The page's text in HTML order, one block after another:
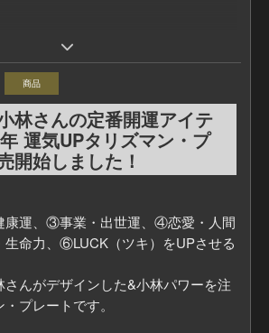
林おすすめの「パワースポット」を
・小林」についてはこちら
contents/?id=595
商品
林さんの定番開運アイテ
運気UPタリズマン・プ
開始しました！
運、③事業・出世運、④恋愛・人間
命力、⑥LUCK（ツキ）をUPさせる
んがデザインした&小林パワーを注
プレートです。